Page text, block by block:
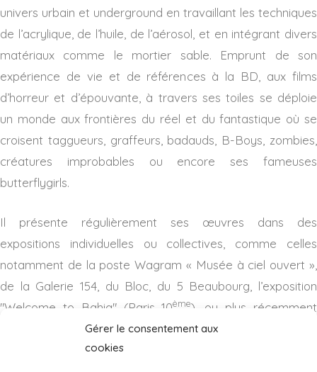
Gérer le consentement aux
cookies
univers urbain et underground en travaillant les techniques
de l’acrylique, de l’huile, de l’aérosol, et en intégrant divers
matériaux comme le mortier sable. Emprunt de son
expérience de vie et de références à la BD, aux films
d’horreur et d’épouvante, à travers ses toiles se déploie
un monde aux frontières du réel et du fantastique où se
croisent taggueurs, graffeurs, badauds, B-Boys, zombies,
créatures improbables ou encore ses fameuses
butterflygirls.
Il présente régulièrement ses œuvres dans des
expositions individuelles ou collectives, comme celles
notamment de la poste Wagram « Musée à ciel ouvert »,
de la Galerie 154, du Bloc, du 5 Beaubourg, l’exposition
"Welcome to Bahia" (Paris 10ème), ou plus récemment
avec "152 Writers Galerie " et à l’Aérosol.